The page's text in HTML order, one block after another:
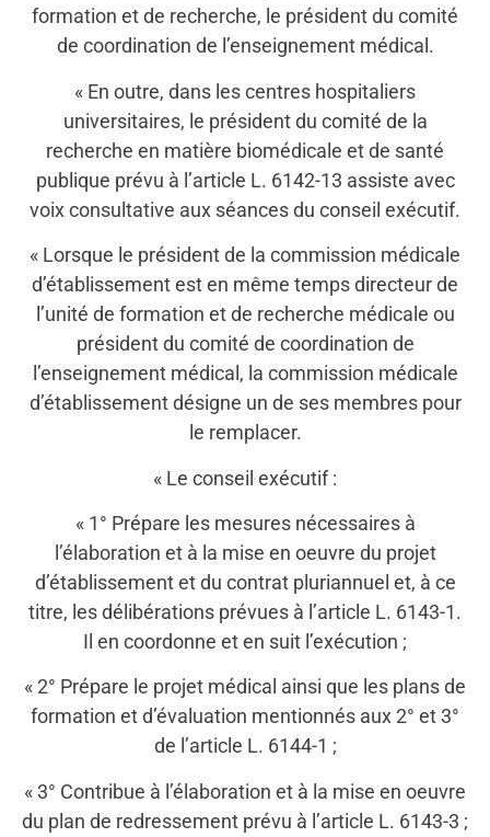
formation et de recherche, le président du comité
de coordination de l’enseignement médical.
« En outre, dans les centres hospitaliers
universitaires, le président du comité de la
recherche en matière biomédicale et de santé
publique prévu à l’article L. 6142-13 assiste avec
voix consultative aux séances du conseil exécutif.
« Lorsque le président de la commission médicale
d’établissement est en même temps directeur de
l’unité de formation et de recherche médicale ou
président du comité de coordination de
l’enseignement médical, la commission médicale
d’établissement désigne un de ses membres pour
le remplacer.
« Le conseil exécutif :
« 1° Prépare les mesures nécessaires à
l’élaboration et à la mise en oeuvre du projet
d’établissement et du contrat pluriannuel et, à ce
titre, les délibérations prévues à l’article L. 6143-1.
Il en coordonne et en suit l’exécution ;
« 2° Prépare le projet médical ainsi que les plans de
formation et d’évaluation mentionnés aux 2° et 3°
de l’article L. 6144-1 ;
« 3° Contribue à l’élaboration et à la mise en oeuvre
du plan de redressement prévu à l’article L. 6143-3 ;